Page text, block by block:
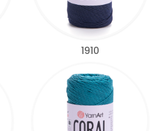
1910